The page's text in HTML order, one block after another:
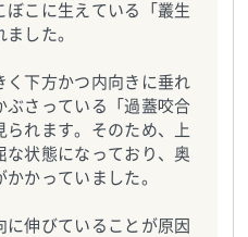
ぼこに生えている「叢生
した。
下方かつ内向きに垂れ
ぶさっている「過蓋咬合
られます。そのため、上
な状態になっており、奥
かっていました。
伸びていることが原因